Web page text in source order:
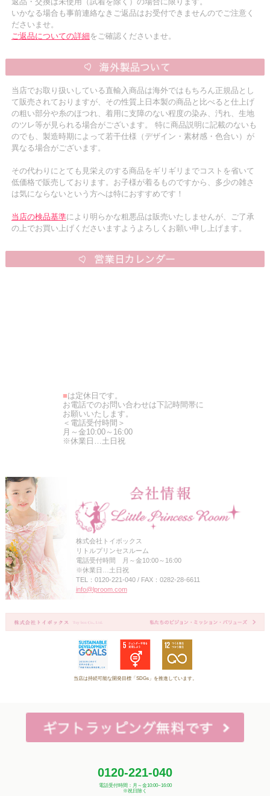
いかなる場合も事前連絡なきご返品はお受付できませんのでご注意く
ださいませ。
ご返品についての詳細をご確認くださいませ。
当店でお取り扱いしている直輸入商品は海外ではもちろん正規品とし
て販売されておりますが、その性質上日本製の商品と比べると仕上げ
の粗い部分や糸のほつれ、着用に支障のない程度の染み、汚れ、生地
のツレ等が見られる場合がございます。 特に商品説明に記載のないも
のでも、製造時期によって若干仕様（デザイン・素材感・色合い）が
異なる場合がございます。
その代わりにとても見栄えのする商品をギリギリまでコストを省いて
低価格で販売しております。お子様が着るものですから、多少の雑さ
は気にならないという方へは特におすすめです！
当店の検品基準により明らかな粗悪品は販売いたしませんが、ご了承
の上でお買い上げくださいますようよろしくお願い申し上げます。
■は定休日です。
お電話でのお問い合わせは下記時間帯に
お願いいたします。
＜電話受付時間＞
月～金10:00～16:00
※休業日…土日祝
株式会社トイボックス
リトルプリンセスルーム
電話受付時間 月～金10:00～16:00
※休業日…土日祝
TEL：0120-221-040 / FAX：0282-28-6611
info@lproom.com
当店は持続可能な開発目標「SDGs」を推進しています。
0120-221-040
電話受付時間：月～金10:00~16:00
※祝日除く